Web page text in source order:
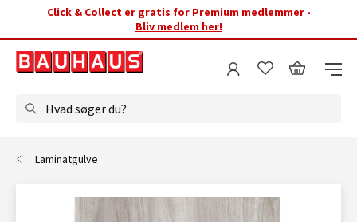
Click & Collect er gratis for Premium medlemmer -
Bliv medlem her!
Hvad søger du?
Laminatgulve